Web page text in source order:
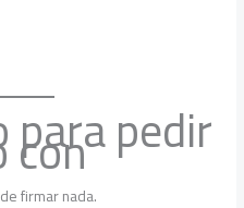
para pedir
firmar nada.